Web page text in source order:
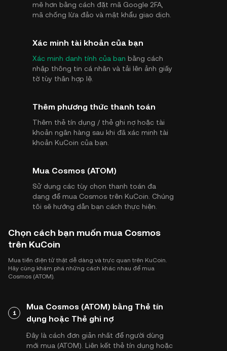
mẽ hơn bằng cách đặt mã Google 2FA,
mã chống lừa đảo và mật khẩu giao dịch.
Xác minh tài khoản của bạn
Xác minh danh tính của bạn bằng cách
nhập thông tin cá nhân và tải lên ảnh giấy
tờ tùy thân hợp lệ.
Thêm phương thức thanh toán
Thêm thẻ tín dụng / thẻ ghi nợ hoặc tài
khoản ngân hàng sau khi đã xác minh tài
khoản KuCoin của bạn.
Mua Cosmos (ATOM)
Sử dụng các tùy chọn thanh toán đa
dạng để mua Cosmos trên KuCoin. Chúng
tôi sẽ hướng dẫn bạn cách thực hiện.
Chọn cách bạn muốn mua Cosmos
trên KuCoin
Mua tiền điện tử thật dễ dàng và trực quan trên KuCoin.
Hãy cùng khám phá những cách khác nhau để mua
Cosmos (ATOM).
1
Mua Cosmos (ATOM) bằng Thẻ tín
dụng hoặc Thẻ ghi nợ
Đây là cách đơn giản nhất để người dùng
mới mua (ATOM). Liên kết thẻ tín dụng hoặc